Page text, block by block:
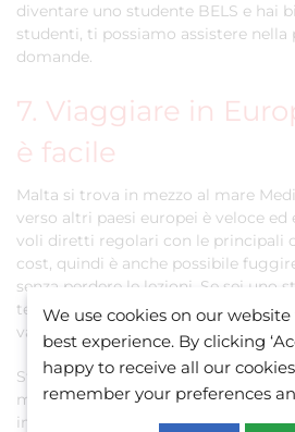
diventare uno studente BELS e hai
studenti, ti possiamo assistere nella
domande.
7. Viaggiare in
è facile
Malta si trova in mezzo al mare
verso altri paesi europei è veloce ed
voli diretti regolari con le principali
cost, quindi è anche possibile
senza perdere le lezioni. Se sei uno
termine è anche possibile prendersi
vacanza-studio per viaggiare.
Stai pianificando il tuo anno
maggiori informazioni sui corsi, i
imparare l’inglese a Malta.
We use cookies on our
best experience. By clicking
happy to receive all our
remember your preferences